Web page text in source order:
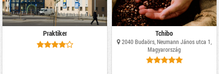
Praktiker Tchibo
2040 Budaörs, Neumann János utca 1,
Magyarország